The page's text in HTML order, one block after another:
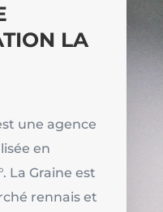
LA
une agence
en
La Graine est
rennais et